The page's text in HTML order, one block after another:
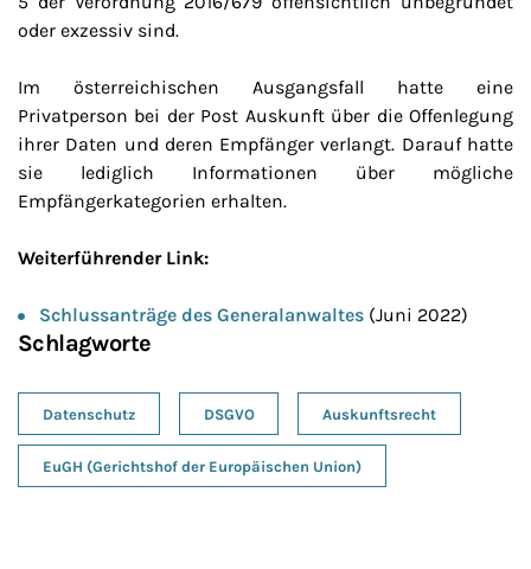
oder exzessiv sind.
Im österreichischen Ausgangsfall hatte eine
Privatperson bei der Post Auskunft über die Offenlegung
ihrer Daten und deren Empfänger verlangt. Darauf hatte
sie lediglich Informationen über mögliche
Empfängerkategorien erhalten.
Weiterführender Link:
Schlussanträge des Generalanwaltes (Juni 2022)
Schlagworte
Datenschutz DSGVO Auskunftsrecht
EuGH (Gerichtshof der Europäischen Union)